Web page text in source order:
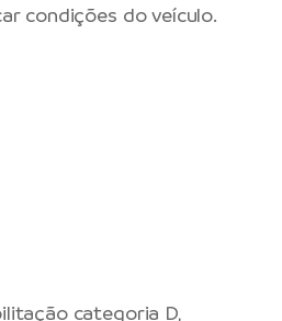
condições do veículo.
categoria D,